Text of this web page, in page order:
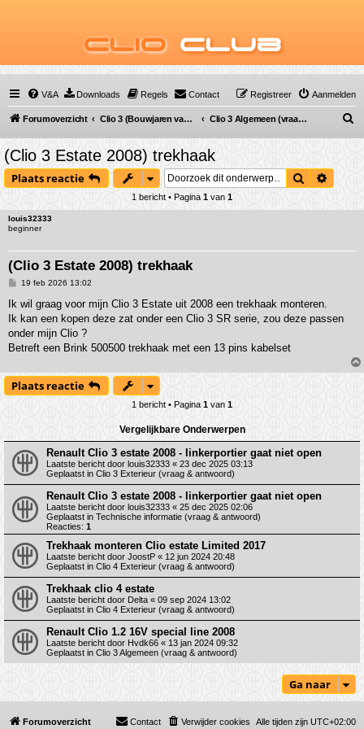
Clio Club
V&A Downloads Regels Contact Aanmelden
Registreer
Forumoverzicht Clio 3 (Bouwjaren van 2005 tot 2012) Clio 3 Algemeen (vraag & antwoord)
o
(Clio 3 Estate 2008) trekhaak
Plaats reactie Zoek
1 bericht • Pagina 1 van 1
louis32333
beginner
(Clio 3 Estate 2008) trekhaak
B
c
h
19 feb 2026 13:02
Ik wil graag voor mijn Clio 3 Estate uit 2008 een trekhaak monteren.
Ik kan een kopen deze zat onder een Clio 3 SR serie, zou deze passen
onder mijn Clio ?
Betreft een Brink 500500 trekhaak met een 13 pins kabelset
Plaats reactie
1 bericht • Pagina 1 van 1
Vergelijkbare Onderwerpen
Renault Clio 3 estate 2008 - linkerportier gaat niet open
Laatste bericht door louis32333 « 23 dec 2025 03:13
Geplaatst in Clio 3 Exterieur (vraag & antwoord)
Renault Clio 3 estate 2008 - linkerportier gaat niet open
Laatste bericht door louis32333 « 25 dec 2025 02:06
Geplaatst in Technische informatie (vraag & antwoord)
Reacties: 1
Trekhaak monteren Clio estate Limited 2017
Laatste bericht door JoostP « 12 jun 2024 20:48
Geplaatst in Clio 4 Exterieur (vraag & antwoord)
Trekhaak clio 4 estate
Laatste bericht door Delta « 09 sep 2024 13:02
Geplaatst in Clio 4 Exterieur (vraag & antwoord)
Renault Clio 1.2 16V special line 2008
Laatste bericht door Hvdk66 « 13 jan 2024 09:32
Geplaatst in Clio 3 Algemeen (vraag & antwoord)
Ga naar
Forumoverzicht Alle tijden zijn UTC+02:00
Verwijder cookies
Contact